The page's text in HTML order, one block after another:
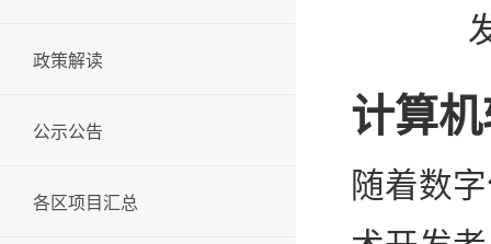
计算
随着数
政策解读
公示公告
各区项目汇总